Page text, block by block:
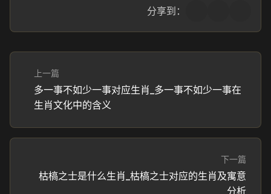
分享到：
上一篇
多一事不如少一事对应生肖_多一事不如少一事在
生肖文化中的含义
下一篇
枯槁之士是什么生肖_枯槁之士对应的生肖及寓意
分析